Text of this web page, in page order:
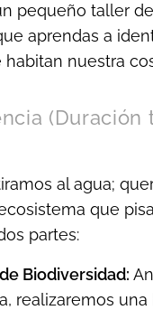
pequeño taller
aprendas a
nuestra
(Duración
al agua;
que
partes:
Biodiversidad:
realizaremos